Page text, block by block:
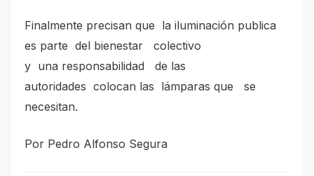
Finalmente precisan que la iluminación publica
es parte del bienestar colectivo
y una responsabilidad de las
autoridades colocan las lámparas que se
necesitan.
Por Pedro Alfonso Segura